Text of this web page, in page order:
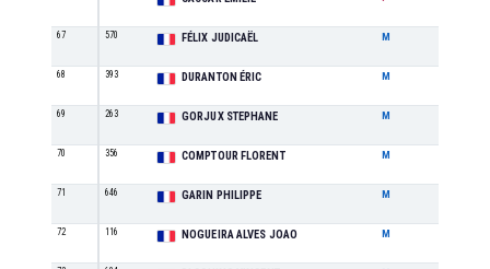
67 570 FÉLIX JUDICAËL M
68 393 DURANTON ÉRIC M
69 263 GORJUX STEPHANE M
70 356 COMPTOUR FLORENT M
71 646 GARIN PHILIPPE M
72 116 NOGUEIRA ALVES JOAO M